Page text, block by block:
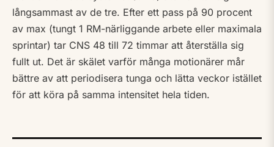
långsammast av de tre. Efter ett pass på 90 procent
av max (tungt 1 RM-närliggande arbete eller maximala
sprintar) tar CNS 48 till 72 timmar att återställa sig
fullt ut. Det är skälet varför många motionärer mår
bättre av att periodisera tunga och lätta veckor istället
för att köra på samma intensitet hela tiden.